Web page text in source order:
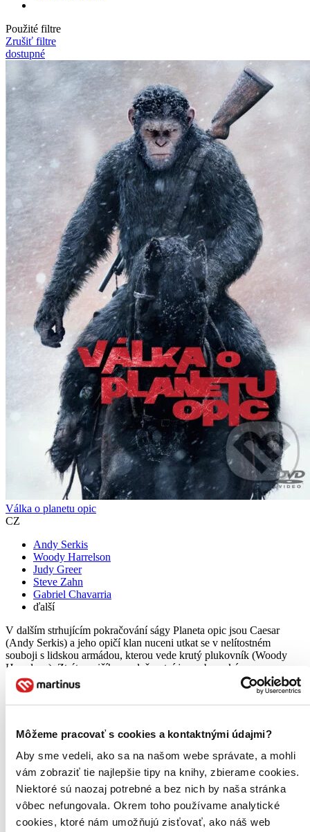
Môžeme pracovať s cookies a kontaktnými údajmi?
Aby sme vedeli, ako sa na našom webe správate, a mohli
vám zobraziť tie najlepšie tipy na knihy, zbierame cookies.
Niektoré sú naozaj potrebné a bez nich by naša stránka
vôbec nefungovala. Okrem toho používame analytické
cookies, ktoré nám umožňujú zisťovať, ako náš web
Použité filtre
Zrušiť filtre
dostupné
Válka o planetu opic
CZ
Andy Serkis
Woody Harrelson
Judy Greer
Steve Zahn
Gabriel Chavarria
ďalší
V dalším strhujícím pokračování ságy Planeta opic jsou Caesar
(Andy Serkis) a jeho opičí klan nuceni utkat se v nelítostném
souboji s lidskou armádou, kterou vede krutý plukovník (Woody
Harrelson). Ztráty opičího společenství jsou obrovské a...
DVD film
3,70 €
Tento produkt momentálne nemáme na sklade, ale zvyčajne
vám ho vieme zabezpečiť a odoslať do 4 – 6 dní. A
posnažíme sa aj trochu rýchlejšie!
Pridať do zoznamu